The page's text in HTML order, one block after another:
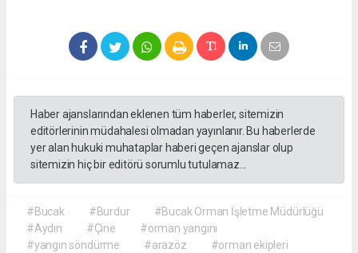
Haber ajanslarından eklenen tüm haberler, sitemizin
editörlerinin müdahalesi olmadan yayınlanır. Bu haberlerde
yer alan hukuki muhataplar haberi geçen ajanslar olup
sitemizin hiç bir editörü sorumlu tutulamaz...
#Bucak #Burdur
#Bucak Orman İşletme Müdürlüğü
#Aydın
#Çine
#orman yangını
#yangın söndürme
#arazöz
#orman ekipleri